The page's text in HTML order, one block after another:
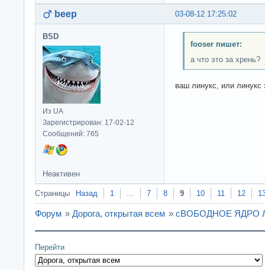
03-08-12 17:25:02
beep
BSD
Из UA
Зарегистрирован: 17-02-12
Сообщений: 765
fooser пишет:
а что это за хрень?
ваш линукс, или линукс
Неактивен
Страницы Назад 1 7 8 9 10 11 12
Форум » Дорога, открытая всем » сВОБОДНОЕ ЯДРО
Перейти